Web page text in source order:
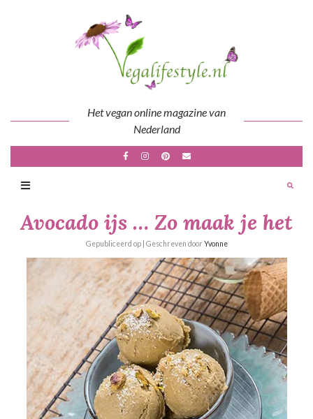
Het vegan online magazine van
Nederland
Avocado ijs … Zo maak je het
Gepubliceerd op | Geschreven door Yvonne